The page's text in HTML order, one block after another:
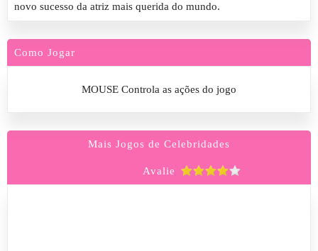
novo sucesso da atriz mais querida do mundo.
Como Jogar
MOUSE Controla as ações do jogo
Mais Jogos de Celebridades
Avalie